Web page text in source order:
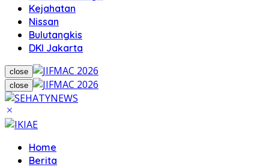
Kejahatan
Nissan
Bulutangkis
DKI Jakarta
close
close
Home
Berita